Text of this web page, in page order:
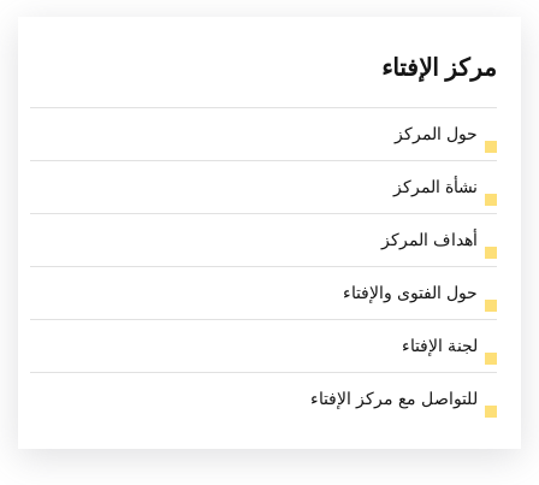
مركز الإفتاء
حول المركز
نشأة المركز
أهداف المركز
حول الفتوى والإفتاء
لجنة الإفتاء
للتواصل مع مركز الإفتاء